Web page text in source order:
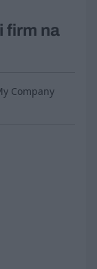
firm na
Company